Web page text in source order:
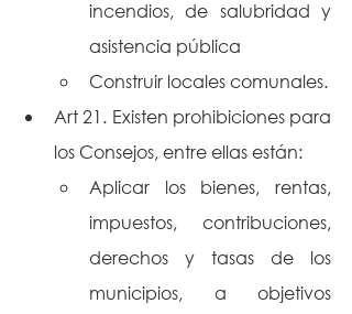
incendios, de salubridad y
asistencia pública
Construir locales comunales.
Art 21. Existen prohibiciones para
los Consejos, entre ellas están:
Aplicar los bienes, rentas,
impuestos, contribuciones,
derechos y tasas de los
municipios, a objetivos